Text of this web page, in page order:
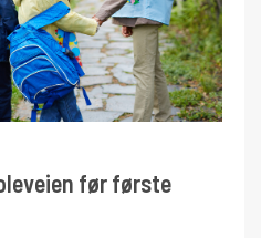
før første